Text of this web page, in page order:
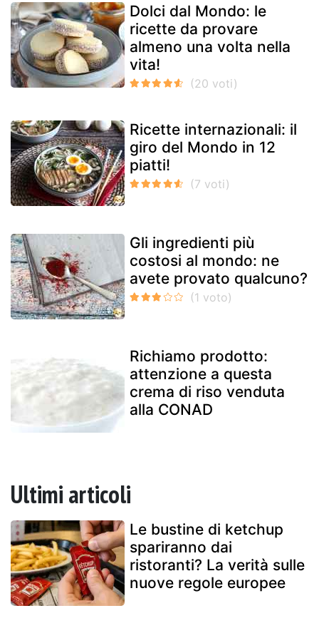
Dolci dal Mondo: le
ricette da provare
almeno una volta nella
vita!
Ricette internazionali: il
giro del Mondo in 12
piatti!
Gli ingredienti più
costosi al mondo: ne
avete provato qualcuno?
Richiamo prodotto:
attenzione a questa
crema di riso venduta
alla CONAD
Ultimi articoli
Le bustine di ketchup
spariranno dai
ristoranti? La verità sulle
nuove regole europee